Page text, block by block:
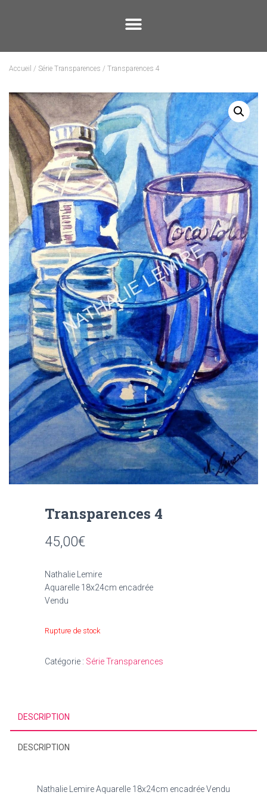
Accueil / Série Transparences / Transparences 4
Transparences 4
45,00€
Nathalie Lemire
Aquarelle 18x24cm encadrée
Vendu
Rupture de stock
Catégorie : Série Transparences
DESCRIPTION
DESCRIPTION
Nathalie Lemire Aquarelle 18x24cm encadrée Vendu